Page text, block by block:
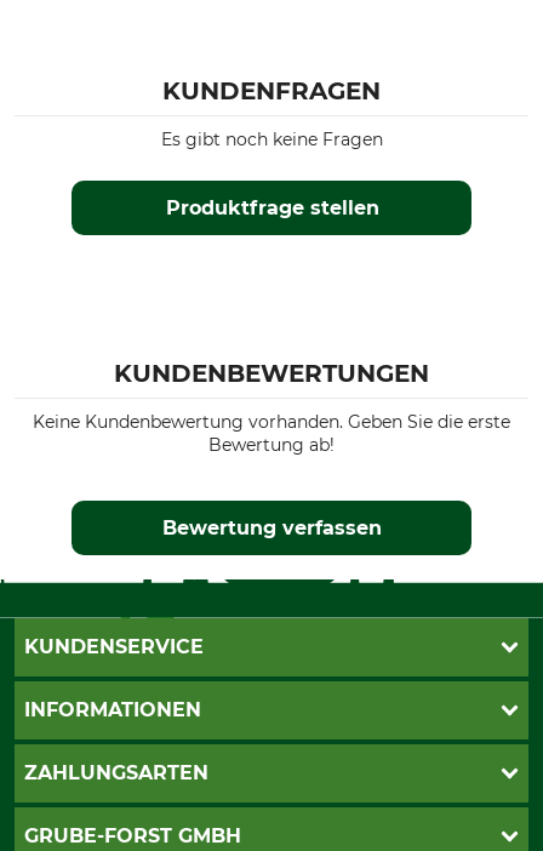
KUNDENFRAGEN
Produktfrage stellen
Es gibt noch keine Fragen
KUNDENBEWERTUNGEN
Keine Kundenbewertung vorhanden. Geben Sie die erste
Bewertung ab!
Bewertung verfassen
KUNDENSERVICE
Katalogbestellung
INFORMATIONEN
AGB
ZAHLUNGSARTEN
PayPal
GRUBE-FORST GMBH